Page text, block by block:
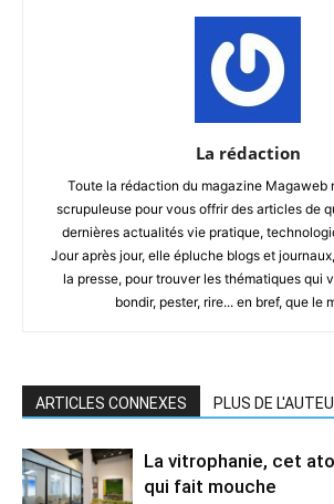
La rédaction
Toute la rédaction du magazine Magaweb
scrupuleuse pour vous offrir des articles de
dernières actualités vie pratique,
Jour après jour, elle épluche blogs et
la presse, pour trouver les thématiques qui
bondir, pester, rire... en bref, que le
ARTICLES CONNEXES PLUS DE
La vitrophanie, cet
qui fait mouche